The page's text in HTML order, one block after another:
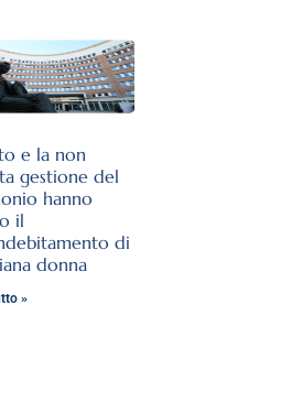
e la non
gestione del
hanno
il
di
donna
»